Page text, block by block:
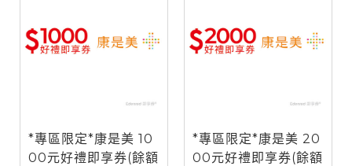
*專區限定*康是美 10
00元好禮即享券(餘額
*專區限定*康是美 20
00元好禮即享券(餘額